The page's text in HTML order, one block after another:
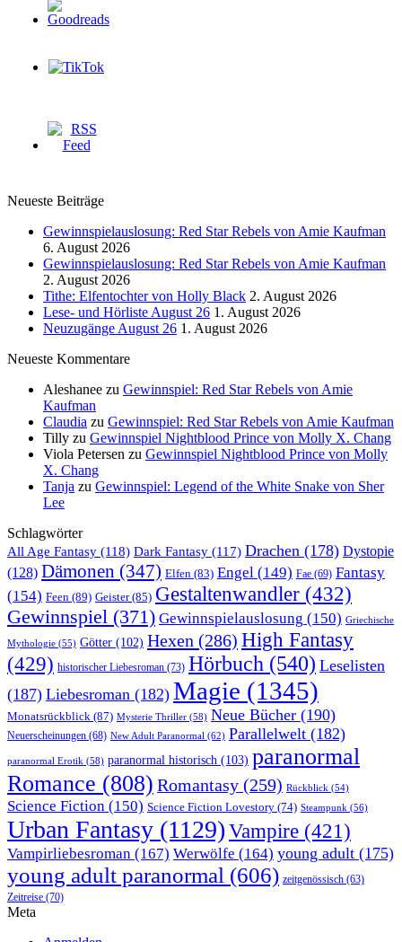
Neueste Beiträge
Gewinnspielauslosung: Red Star Rebels von Amie Kaufman
6. August 2026
Gewinnspielauslosung: Red Star Rebels von Amie Kaufman
2. August 2026
Tithe: Elfentochter von Holly Black 2. August 2026
Lese- und Hörliste August 26 1. August 2026
Neuzugänge August 26 1. August 2026
Neueste Kommentare
Aleshanee zu Gewinnspiel: Red Star Rebels von Amie
Kaufman
Claudia zu Gewinnspiel: Red Star Rebels von Amie Kaufman
Tilly zu Gewinnspiel Nightblood Prince von Molly X. Chang
Viola Petersen zu Gewinnspiel Nightblood Prince von Molly
X. Chang
Tanja zu Gewinnspiel: Legend of the White Snake von Sher
Lee
Schlagwörter
All Age Fantasy (118) Dark Fantasy (117) Drachen (178) Dystopie
(128) Dämonen (347) Elfen (83) Engel (149) Fae (69) Fantasy
(154) Feen (89) Geister(85) Gestaltenwandler (432)
Gewinnspiel (371) Gewinnspielauslosung (150) Griechische
Mythologie (55) Götter (102) Hexen (286) High Fantasy
(429) historischer Liebesroman (73) Hörbuch (540) Leselisten
(187) Liebesroman (182) Magie (1345)
Monatsrückblick (87) Mysterie Thriller (58) Neue Bücher (190)
Neuerscheinungen (68) New Adult Paranormal (62) Parallelwelt (182)
paranormal Erotik (58) paranormal historisch (103) paranormal
Romance (808) Romantasy (259) Rückblick (54)
Science Fiction (150) Science Fiction Lovestory (74) Steampunk (56)
Urban Fantasy (1129) Vampire (421)
Vampirliebesroman (167) Werwölfe (164) young adult (175)
young adult paranormal (606) zeitgenössisch (63)
Zeitreise (70)
Meta